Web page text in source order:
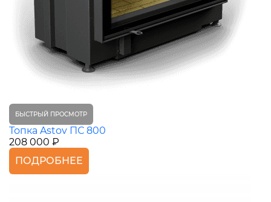
БЫСТРЫЙ ПРОСМОТР
Топка Astov ПС 800
208 000 ₽
ПОДРОБНЕЕ